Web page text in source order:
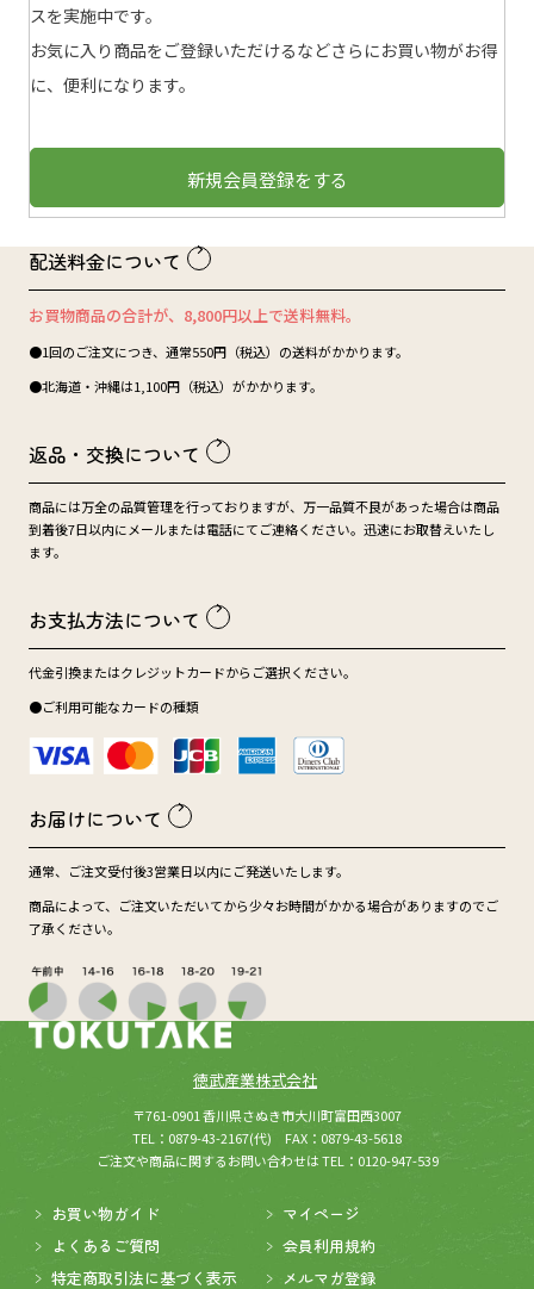
スを実施中です。
お気に入り商品をご登録いただけるなどさらにお買い物がお得
に、便利になります。
新規会員登録をする
配送料金について
お買物商品の合計が、8,800円以上で送料無料。
●1回のご注文につき、通常550円（税込）の送料がかかります。
●北海道・沖縄は1,100円（税込）がかかります。
返品・交換について
商品には万全の品質管理を行っておりますが、万一品質不良があった場合は商品
到着後7日以内にメールまたは電話にてご連絡ください。迅速にお取替えいたし
ます。
お支払方法について
代金引換またはクレジットカードからご選択ください。
●ご利用可能なカードの種類
お届けについて
通常、ご注文受付後3営業日以内にご発送いたします。
商品によって、ご注文いただいてから少々お時間がかかる場合がありますのでご
了承ください。
徳武産業株式会社
所在：
〒761-0901 香川県さぬき市大川町富田西3007
TEL：0879-43-2167(代) FAX：0879-43-5618
ご注文や商品に関するお問い合わせは TEL：0120-947-539
お買い物ガイド
よくあるご質問
特定商取引法に基づく表示
マイページ
会員利用規約
メルマガ登録